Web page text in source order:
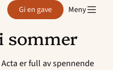
Gi en gave Meny
sommer
er full av spennende